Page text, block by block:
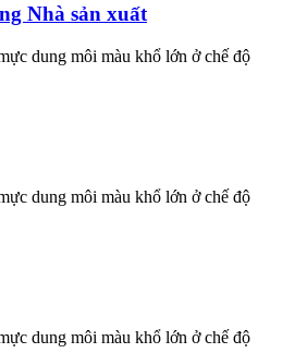
Nhà sản xuất
dung môi màu khổ lớn ở chế độ
dung môi màu khổ lớn ở chế độ
dung môi màu khổ lớn ở chế độ